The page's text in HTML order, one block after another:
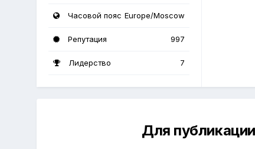
Часовой пояс Europe/Moscow
Репутация 997
Лидерство 7
Для